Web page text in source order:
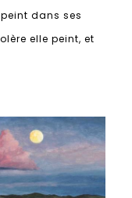
dans ses
elle peint, et